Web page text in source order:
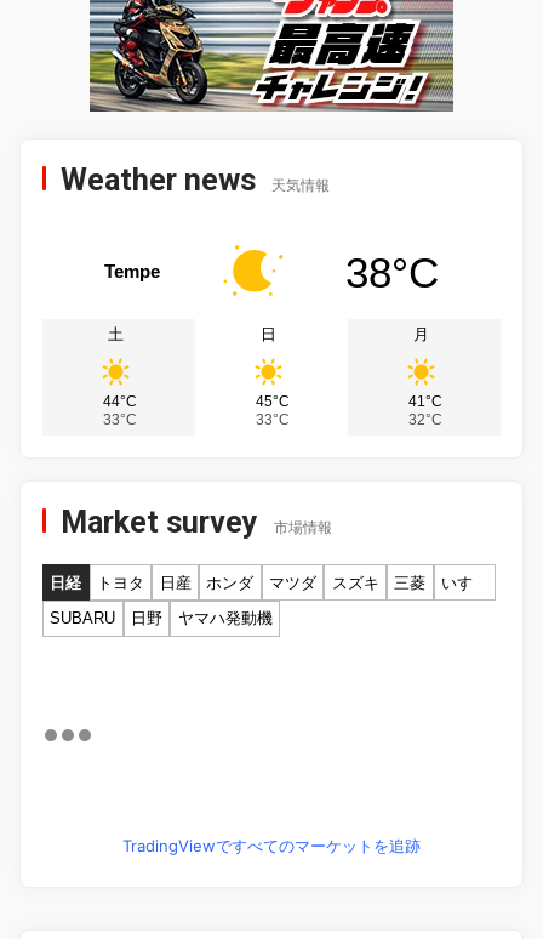
Weather news 天気情報
Tempe 38°C
土
44°C
33°C
日
45°C
33°C
月
41°C
32°C
Market survey 市場情報
日経 トヨタ 日産 ホンダ マツダ スズキ 三菱
いすゞ
SUBARU
日野 ヤマハ発動機
TradingViewですべてのマーケットを追跡